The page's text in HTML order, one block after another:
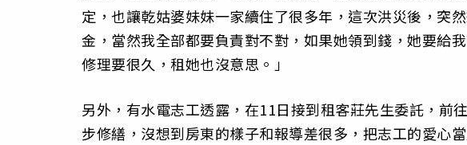
定，也讓乾姑婆妹妹一家續住了很多年，這次洪災後，突
金，當然我全部都要負責對不對，如果她領到錢，她要給
修理要很久，租她也沒意思。」
另外，有水電志工透露，在11日接到租客莊先生委託，前
步修繕，沒想到房東的樣子和報導差很多，把志工的愛心